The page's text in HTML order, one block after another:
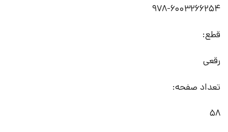
978-6003266254
قطع:
رقعی
تعداد صفحه:
58